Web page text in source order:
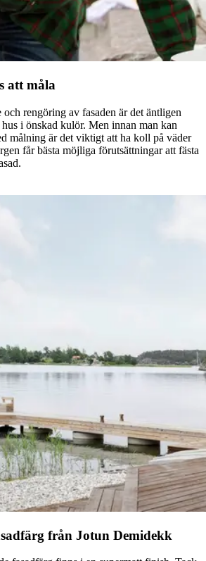
att måla
och rengöring av fasaden är det äntligen
i önskad kulör. Men innan man kan
målning är det viktigt att ha koll på väder
får bästa möjliga förutsättningar att fästa
från Jotun Demidekk